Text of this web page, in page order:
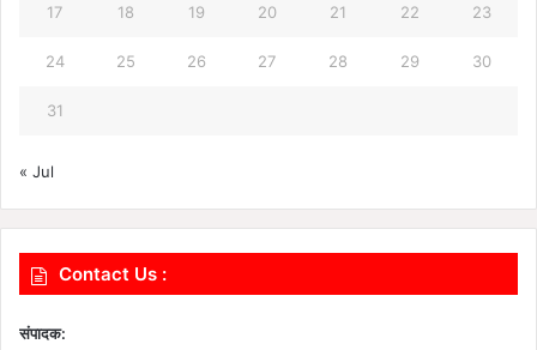
17 18 19 20 21 22 23
24 25 26 27 28 29 30
31
« Jul
Contact Us :
संपादक: